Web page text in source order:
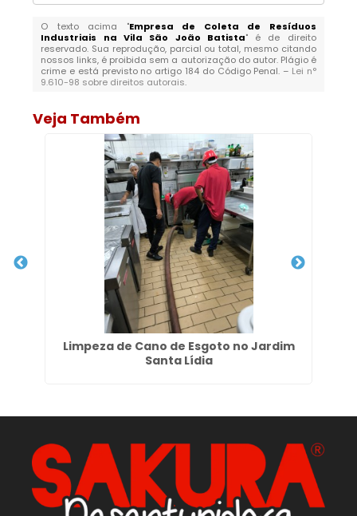
O texto acima "Empresa de Coleta de Resíduos
Industriais na Vila São João Batista" é de direito
reservado. Sua reprodução, parcial ou total, mesmo citando
nossos links, é proibida sem a autorização do autor. Plágio é
crime e está previsto no artigo 184 do Código Penal. – Lei n°
9.610-98 sobre direitos autorais.
Veja Também
Limpeza de Cano de Esgoto no Jardim
Santa Lídia